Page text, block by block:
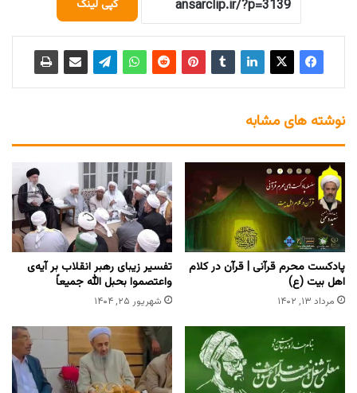
کپی لینک
نوشته های مشابه
پادکست محرم قرآنی | قرآن در کلام
اهل بیت (ع)
مرداد ۱۳, ۱۴۰۲
تفسیر زیبای رهبر انقلاب بر آیه‌ی
واعتصموا بحبل الله جمیعاً
شهریور ۲۵, ۱۴۰۴